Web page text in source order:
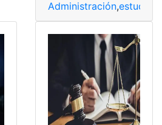
Administración,